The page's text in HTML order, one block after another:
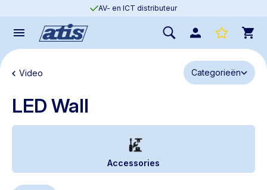
AV- en ICT distributeur
Video Categorieën
LED Wall
Accessories